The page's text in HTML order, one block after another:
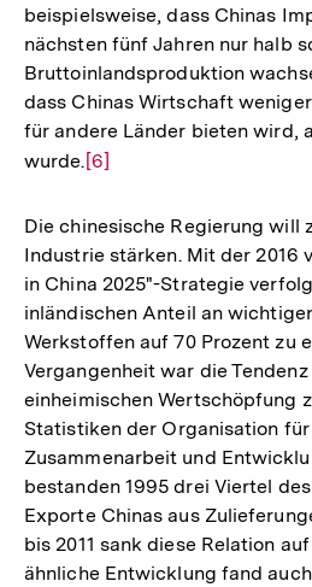
beispielsweise, dass Chinas
nächsten fünf Jahren nur halb
Bruttoinlandsproduktion
dass Chinas Wirtschaft
für andere Länder bieten wird,
wurde. Zur
der
Fußnote
[6]
Die chinesische Regierung will
Industrie stärken. Mit der 2016
in China 2025"-Strategie
inländischen Anteil an
Werkstoffen auf 70 Prozent zu
Vergangenheit war die
einheimischen Wertschöpfung
Statistiken der Organisation
Zusammenarbeit und
bestanden 1995 drei Viertel
Exporte Chinas aus
bis 2011 sank diese Relation
ähnliche Entwicklung fand